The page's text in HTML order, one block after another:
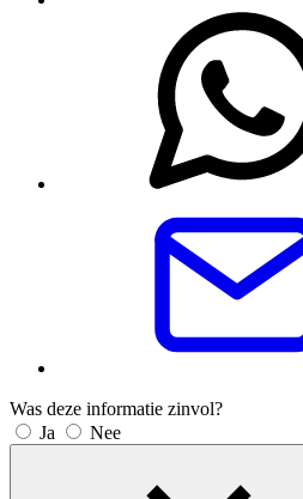
Was deze informatie zinvol?
Ja
Nee